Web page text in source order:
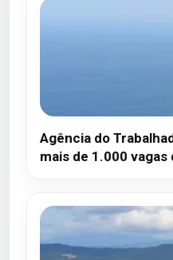
Agência do
mais de 1.000